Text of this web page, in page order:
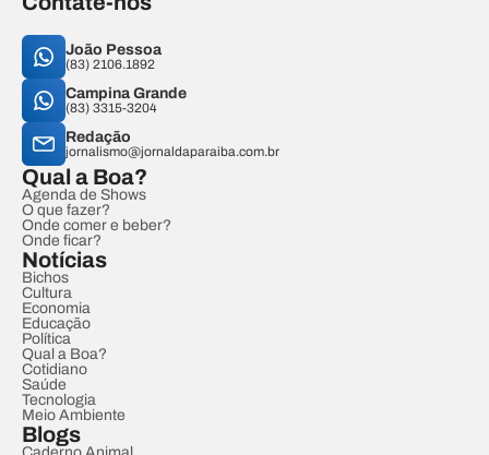
João Pessoa
(83) 2106.1892
Campina Grande
(83) 3315-3204
Redação
jornalismo@jornaldaparaiba.com.br
Qual a Boa?
Agenda de Shows
O que fazer?
Onde comer e beber?
Onde ficar?
Notícias
Bichos
Cultura
Economia
Educação
Política
Qual a Boa?
Cotidiano
Saúde
Tecnologia
Meio Ambiente
Blogs